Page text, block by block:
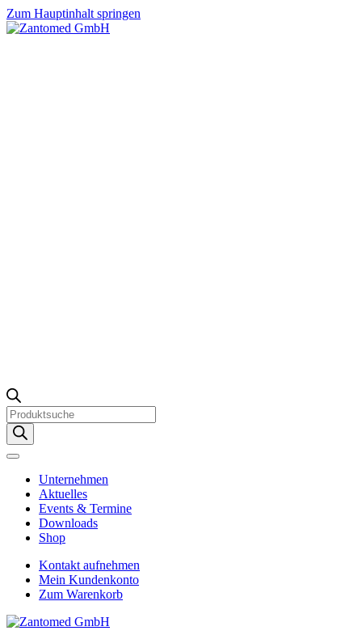
Zum Hauptinhalt springen
Products
search
Unternehmen
Aktuelles
Events & Termine
Downloads
Shop
Kontakt aufnehmen
Mein Kundenkonto
Zum Warenkorb